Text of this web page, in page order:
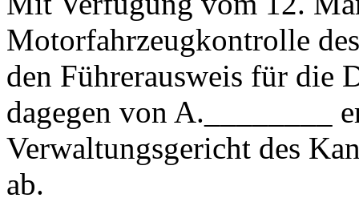
Motorfahrzeugkontrolle
den Führerausweis für die
dagegen von A.________
Verwaltungsgericht des
ab.